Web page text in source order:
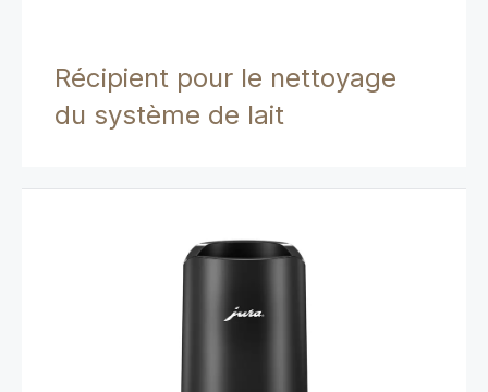
Récipient pour le nettoyage
du système de lait